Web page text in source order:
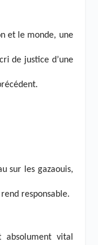
et le monde, une
de justice d’une
sur les gazaouis,
responsable.
absolument vital